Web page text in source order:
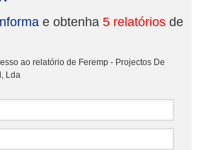
e obtenha 5 relatórios de
ao relatório de Feremp - Projectos De
Lda